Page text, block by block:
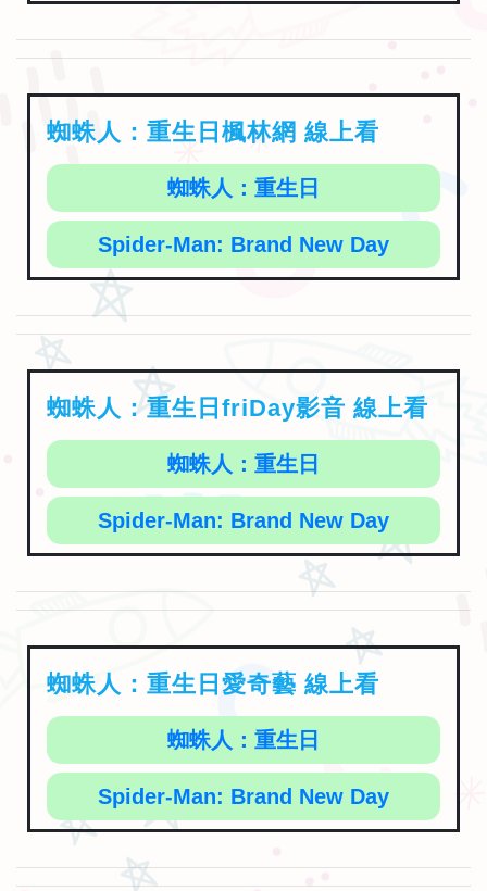
蜘蛛人：重生日楓林網 線上看
蜘蛛人：重生日
Spider-Man: Brand New Day
蜘蛛人：重生日friDay影音 線上看
蜘蛛人：重生日
Spider-Man: Brand New Day
蜘蛛人：重生日愛奇藝 線上看
蜘蛛人：重生日
Spider-Man: Brand New Day